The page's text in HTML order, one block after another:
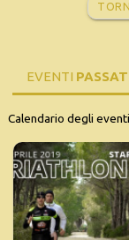
EVENTI
Calendario degli